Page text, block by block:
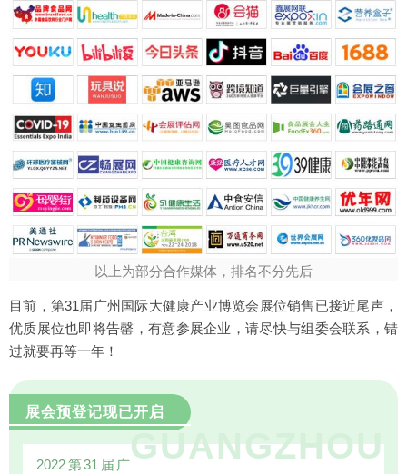
以上为部分合作媒体，排名不分先后
目前，第31届广州国际大健康产业博览会展位销售已接近尾声，
优质展位也即将告罄，有意参展企业，请尽快与组委会联系，错
过就要再等一年！
展会预登记现已开启
GUANGZHOU
2022第31届广